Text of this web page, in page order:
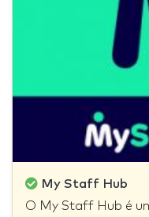
My Staff Hub
O My Staff Hub é